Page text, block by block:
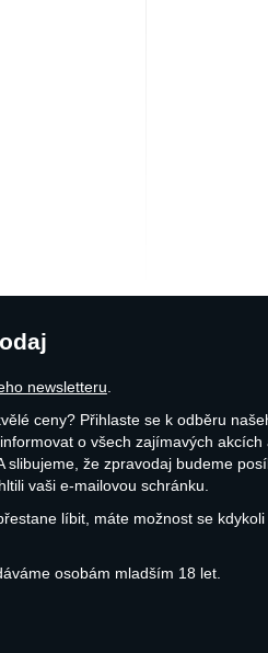
newsletteru
ceny? Přihlaste se k odběru
o všech zajímavých akcích
slibujeme, že zpravodaj budeme
vaši e-mailovou schránku.
líbit, máte možnost se kdykoli
osobám mladším 18 let.